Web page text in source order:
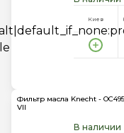
Киев
Фильтр масла Knecht -
VII
В наличии